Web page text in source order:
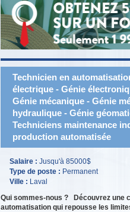
Technicien en
électrique - Génie
Génie mécanique - Génie
hydraulique - Génie
Techniciens maintenance
production automatisée
Salaire : Jusqu'à 85000$
Type de poste : Permanent
Ville : Laval
Qui sommes-nous ? Découvrez une
automatisation qui repousse les